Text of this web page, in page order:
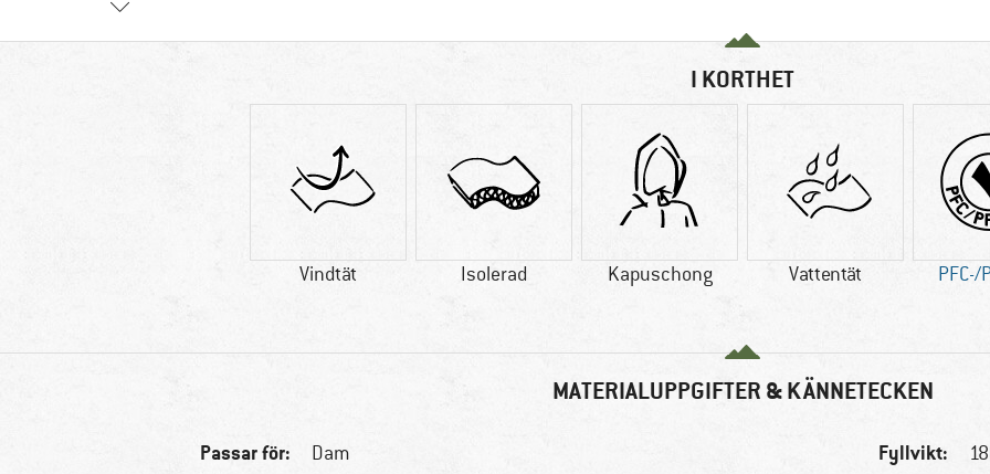
I KORTHET
Vindtät Isolerad Kapuschong Vattentät PFC-/
MATERIALUPPGIFTER & KÄNNETECKEN
Passar för: Dam Fyllvikt: